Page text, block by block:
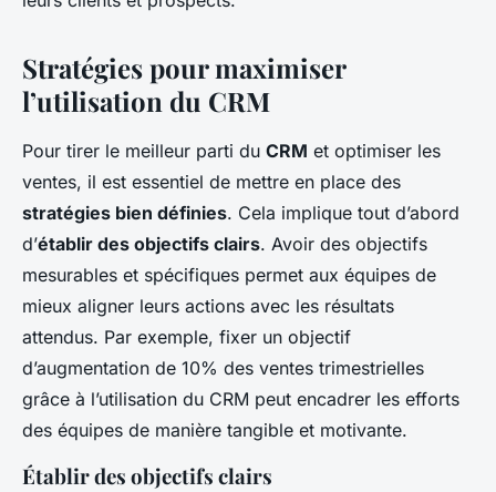
Stratégies pour maximiser
l’utilisation du CRM
Pour tirer le meilleur parti du CRM et optimiser les
ventes, il est essentiel de mettre en place des
stratégies bien définies. Cela implique tout d’abord
d’établir des objectifs clairs. Avoir des objectifs
mesurables et spécifiques permet aux équipes de
mieux aligner leurs actions avec les résultats
attendus. Par exemple, fixer un objectif
d’augmentation de 10% des ventes trimestrielles
grâce à l’utilisation du CRM peut encadrer les efforts
des équipes de manière tangible et motivante.
Établir des objectifs clairs